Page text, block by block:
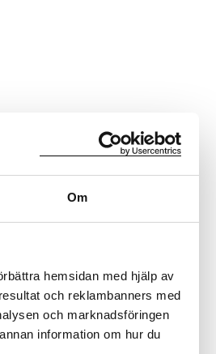
Om
hemsidan med hjälp av
och reklambanners med
och marknadsföringen
information om hur du